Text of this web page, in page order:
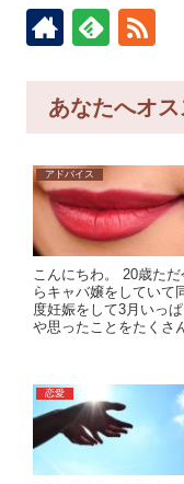
あなたへオ
アドバイス
こんにちわ。 20歳た
らキャバ嬢をしていて
度妊娠をして3月いっ
や思ったことをたくさ
恋愛